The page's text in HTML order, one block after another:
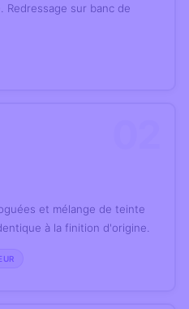
Redressage sur banc de
et mélange de teinte
à la finition d'origine.